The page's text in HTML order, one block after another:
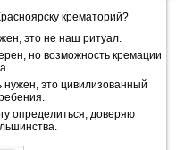
крематорий?
это не наш ритуал.
но возможность кремации
нужен, это цивилизованный
определиться, доверяю